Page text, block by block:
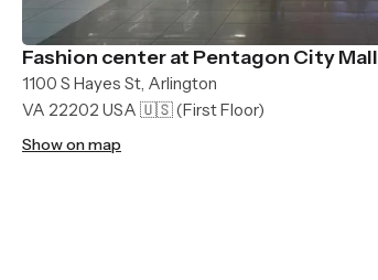
Fashion center at Pentagon City Mall
1100 S Hayes St, Arlington
VA 22202 USA 🇺🇸(First Floor)
Show on map